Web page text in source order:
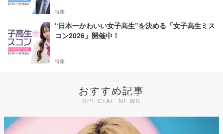
特集
“日本一かわいい女子高生”を決める「女子高生ミス
コン2026」開催中！
特集
おすすめ記事
SPECIAL NEWS